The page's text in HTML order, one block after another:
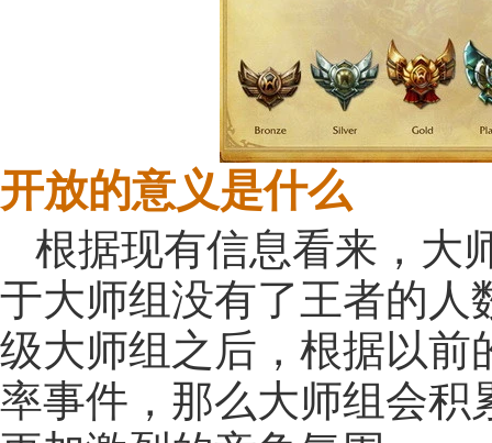
开放的意义是什么
根据现有信息看来，大
于大师组没有了王者的人
级大师组之后，根据以前
率事件，那么大师组会积